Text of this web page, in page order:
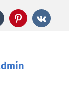
Tumblr Pinterest
Vk